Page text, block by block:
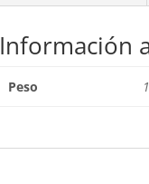
Información
Peso